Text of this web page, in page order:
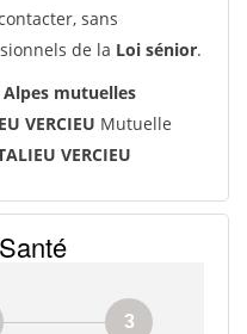
sans
de la Loi sénior.
mutuelles
VERCIEU Mutuelle
VERCIEU